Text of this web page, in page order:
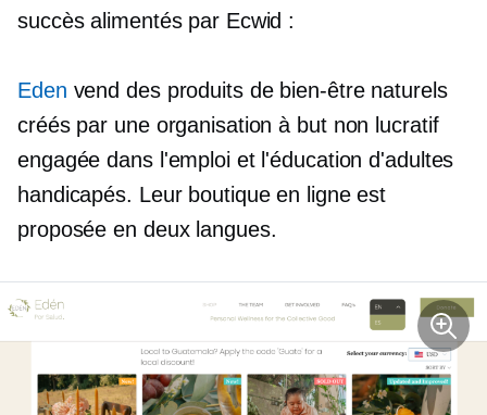
succès alimentés par Ecwid :
Eden vend des produits de bien-être naturels
créés par une organisation à but non lucratif
engagée dans l'emploi et l'éducation d'adultes
handicapés. Leur boutique en ligne est
proposée en deux langues.